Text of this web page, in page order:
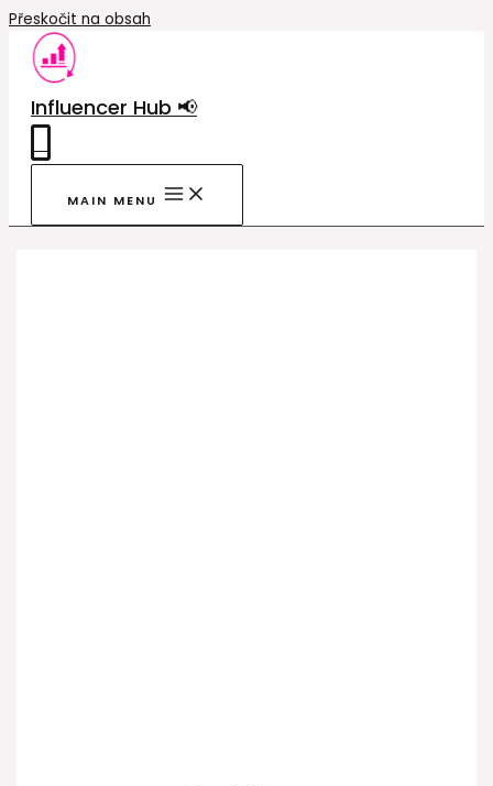
Přeskočit na obsah
Influencer Hub 📢
MAIN MENU